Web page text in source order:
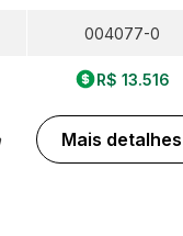
004077-0
R$ 13.516
Mais detalhes